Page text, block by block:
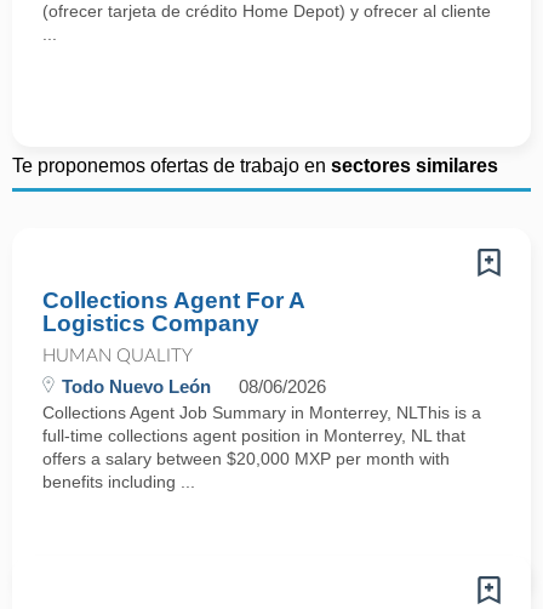
(ofrecer tarjeta de crédito Home Depot) y ofrecer al cliente
Te proponemos ofertas de trabajo en sectores similares
Collections Agent For A
Logistics Company
HUMAN QUALITY
Todo Nuevo León 08/06/2026
Collections Agent Job Summary in Monterrey, NLThis is a
full-time collections agent position in Monterrey, NL that
offers a salary between $20,000 MXP per month with
benefits including ...